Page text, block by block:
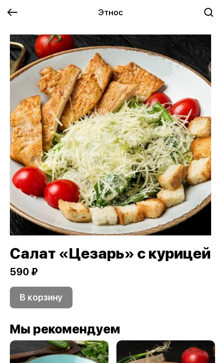
Этнос
Салат «Цезарь» с курицей
590 ₽
В корзину
Мы рекомендуем